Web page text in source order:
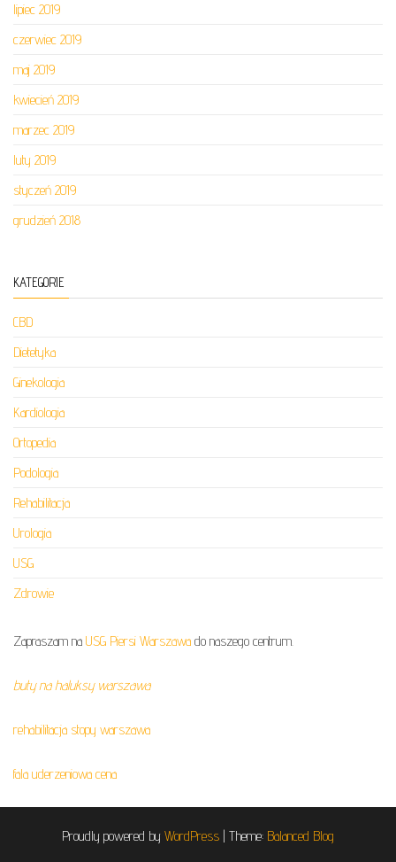
lipiec 2019
czerwiec 2019
maj 2019
kwiecień 2019
marzec 2019
luty 2019
styczeń 2019
grudzień 2018
KATEGORIE
CBD
Dietetyka
Ginekologia
Kardiologia
Ortopedia
Podologia
Rehabilitacja
Urologia
USG
Zdrowie
Zapraszam na USG Piersi Warszawa do naszego centrum.
buty na haluksy warszawa
rehabilitacja stopy warszawa
fala uderzeniowa cena
Proudly powered by WordPress Theme: Balanced Blog